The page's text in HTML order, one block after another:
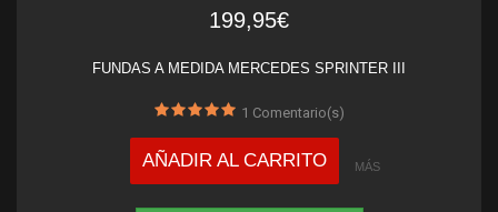
199,95€
FUNDAS A MEDIDA MERCEDES SPRINTER III
1 Comentario(s)
AÑADIR AL CARRITO MÁS